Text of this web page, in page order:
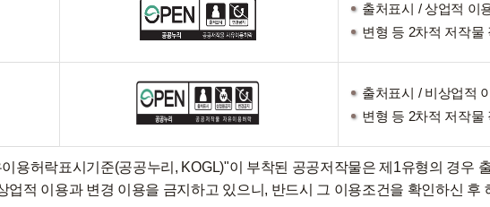
출처표시 / 상업적 이
변형 등 2차적 저작물
출처표시 / 비상업적
변형 등 2차적 저작물
용허락표시기준(공공누리, KOGL)"이 부착된 공공저작물은 제1유형의 경우
업적 이용과 변경 이용을 금지하고 있으니, 반드시 그 이용조건을 확인하신